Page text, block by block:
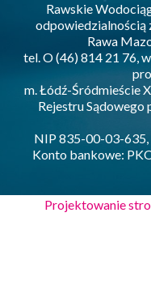
Rawskie
odpowiedzialnością
Rawa
tel. O (46) 814 21 76,
m. Łódź-Śródmieście
Rejestru
NIP 835-00-03-635,
Konto bankowe:
Projektowanie